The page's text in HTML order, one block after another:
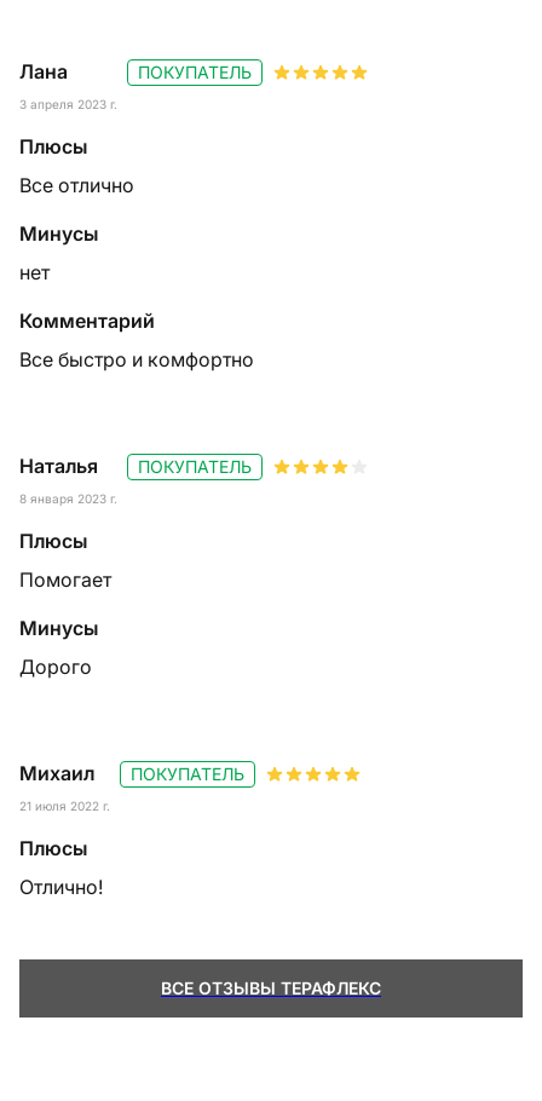
Лана
3 апреля 2023 г.
ПОКУПАТЕЛЬ
Плюсы
Все отлично
Минусы
нет
Комментарий
Все быстро и комфортно
Наталья
8 января 2023 г.
ПОКУПАТЕЛЬ
Плюсы
Помогает
Минусы
Дорого
Михаил
21 июля 2022 г.
ПОКУПАТЕЛЬ
Плюсы
Отлично!
ВСЕ ОТЗЫВЫ ТЕРАФЛЕКС